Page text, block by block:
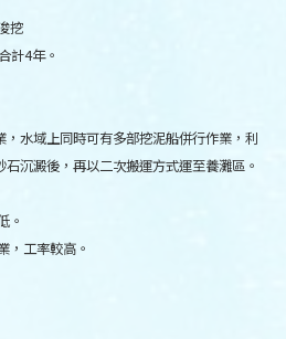
挖
計4年。
水域上同時可有多部挖泥船併行作業，利
沉澱後，再以二次搬運方式運至養灘區。
。
，工率較高。